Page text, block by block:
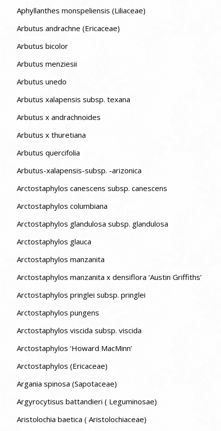
Aphyllanthes monspeliensis (Liliaceae)
Arbutus andrachne (Ericaceae)
Arbutus bicolor
Arbutus menziesii
Arbutus unedo
Arbutus xalapensis subsp. texana
Arbutus x andrachnoides
Arbutus x thuretiana
Arbutus quercifolia
Arbutus-xalapensis-subsp. -arizonica
Arctostaphylos canescens subsp. canescens
Arctostaphylos columbiana
Arctostaphylos glandulosa subsp. glandulosa
Arctostaphylos glauca
Arctostaphylos manzanita
Arctostaphylos manzanita x densiflora ‘Austin Griffiths’
Arctostaphylos pringlei subsp. pringlei
Arctostaphylos pungens
Arctostaphylos viscida subsp. viscida
Arctostaphylos ‘Howard MacMinn’
Arctostaphylos (Ericaceae)
Argania spinosa (Sapotaceae)
Argyrocytisus battandieri ( Leguminosae)
Aristolochia baetica ( Aristolochiaceae)